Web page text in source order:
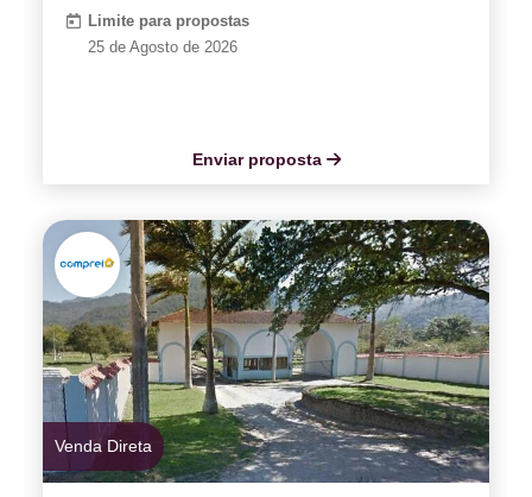
Limite para propostas
25 de Agosto de 2026
Enviar proposta
Venda Direta